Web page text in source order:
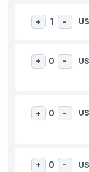
كأداة كاليودوسكوبية
الكبرى التي تترك
القيمة على بُعد
-
1
+
-
0
+
-
0
+
-
0
+